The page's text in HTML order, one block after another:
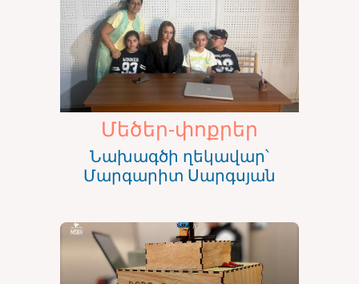
Մեծեր-փոքրեր
Նախագծի ղեկավար՝
Մարգարիտ Սարգսյան